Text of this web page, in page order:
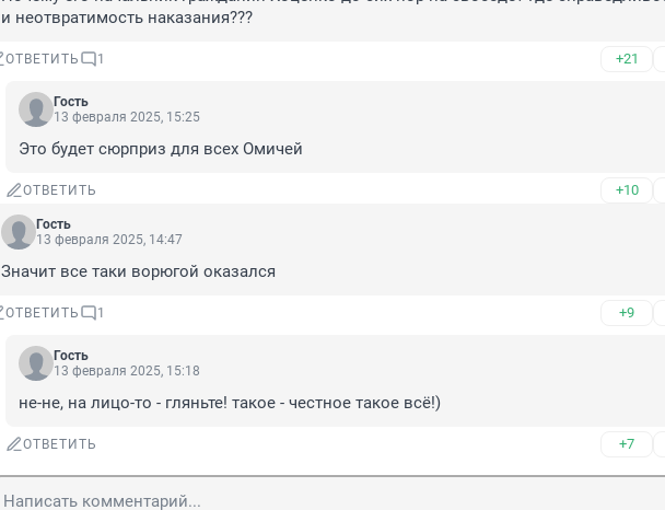
и неотвратимость наказания???
ОТВЕТИТЬ 1 +21
Гость
13 февраля 2025, 15:25
Это будет сюрприз для всех Омичей
ОТВЕТИТЬ +10
Гость
13 февраля 2025, 14:47
Значит все таки ворюгой оказался
ОТВЕТИТЬ 1 +9
Гость
13 февраля 2025, 15:18
не-не, на лицо-то - гляньте! такое - честное такое всё!)
ОТВЕТИТЬ +7